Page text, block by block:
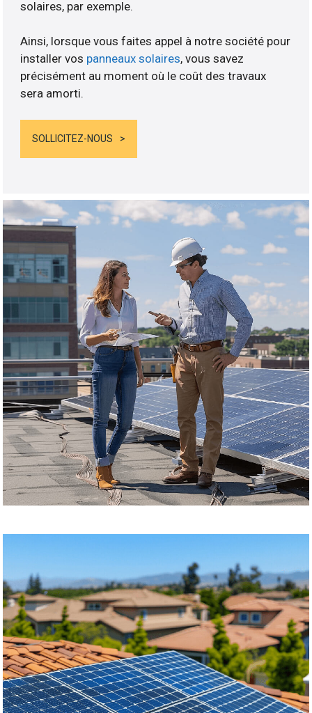
solaires, par exemple.
Ainsi, lorsque vous faites appel à notre société pour
installer vos panneaux solaires, vous savez
précisément au moment où le coût des travaux
sera amorti.
SOLLICITEZ-NOUS